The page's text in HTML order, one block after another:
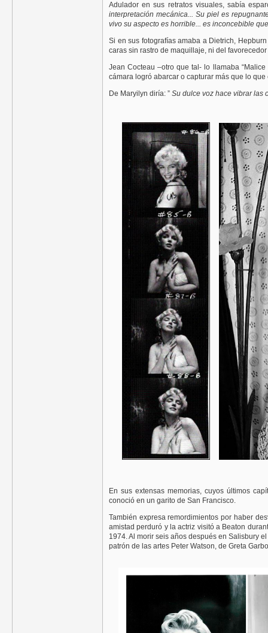
Adulador en sus retratos visuales, sabía
interpretación mecánica... Su piel es
vivo su aspecto es horrible... es inconcebible
Si en sus fotografías amaba a Dietrich,
caras sin rastro de maquillaje, ni del favorecedor
Jean Cocteau –otro que tal- lo llamaba
cámara logró abarcar o capturar más que lo
De Maryilyn diría: ” Su dulce voz hace vibrar las
En sus extensas memorias, cuyos últimos
conoció en un garito de San Francisco.
También expresa remordimientos por haber
amistad perduró y la actriz visitó a Beaton
1974. Al morir seis años después en Salisbury
patrón de las artes Peter Watson, de Greta